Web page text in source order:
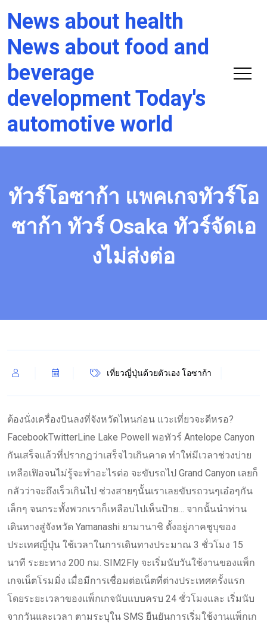
News about health
News about food and
beverage
development Today's
automotive world
ทัวร์โอซาก้า แพคเกจทัวร์โอ
ซาก้า ทัวร์ Osaka ทัวร์จัดเอ
งไม่ส่งต่อ
เที่ยวญี่ปุ่นด้วยตัวเอง โอซาก้า
ต้องนั่งเครื่องบินลงที่จังหวัดไหนก่อน แวะเที่ยวจะดีหรอ?
FacebookTwitterLine Lake Powell พอทัวร์ Antelope Canyon
กันเสร็จแล้วที่ปรากฏว่าเสร็จไวเกินคาด ทำให่มีเวลาช่วงบ่าย
เหลือเฟิอจนไม่รู้จะทำอะไรต่อ จะขับรถไป Grand Canyon เลยก็
กลัวว่าจะถึงเร็วเกินไป ช่วงสายๆนั้นเราเลยขับรถวนๆเอ๋อๆกัน
เล็กๆ จนกระทั้งพวกเราก็เหลือบไปเห็นป้าย… จากนั้นนำท่าน
เดินทางสู่จังหวัด Yamanashi ยามานาชิ ตั้งอยู่ภาคชูบุของ
ประเทศญี่ปุ่น ใช้เวลาในการเดินทางประมาณ 3 ชั่วโมง 15
นาที ระยะทาง 200 กม. SIM2Fly จะเริ่มนับวันใช้งานของแพ็ก
เกจเน็ตโรมมิ่ง เมื่อมีการเชื่อมต่อเน็ตที่ต่างประเทศครั้งแรก
โดยระยะเวลาของแพ็กเกจนับแบบครบ 24 ชั่วโมงและ เริ่มนับ
จากวันและเวลา ตามระบุใน SMS ยืนยันการเริ่มใช้งานแพ็กเก